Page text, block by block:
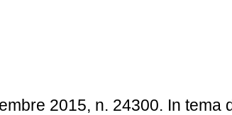
2015, n. 24300. In tema